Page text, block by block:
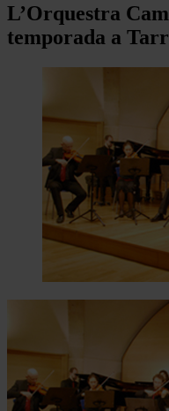
L’Orquestra
temporada a